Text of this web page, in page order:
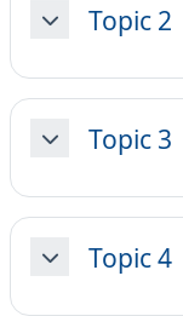
MinimizzaTopic 2
MinimizzaTopic 3
MinimizzaTopic 4